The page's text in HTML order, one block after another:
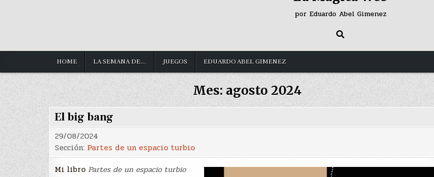
por Eduardo Abel Gimenez
HOME LA SEMANA DE… JUEGOS EDUARDO ABEL GIMENEZ
Mes:agosto 2024
El big bang
29/08/2024
Sección: Partes de un espacio turbio
Mi libro Partes de un espacio turbio